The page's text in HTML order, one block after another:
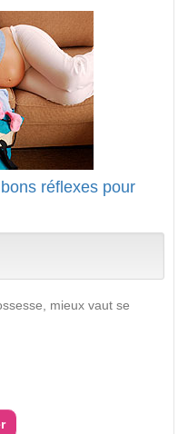
réflexes pour
mieux vaut se